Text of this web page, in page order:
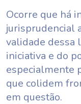
Ocorre que há
jurisprudencial
validade dessa
iniciativa e do
especialmente
que colidem
em questão.